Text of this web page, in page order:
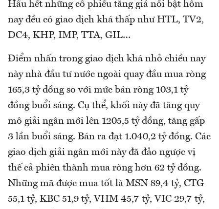
Hầu hết những cổ phiếu tăng giá nổi bật hôm
nay đều có giao dịch khá thấp như HTL, TV2,
DC4, KHP, IMP, TTA, GIL…
Điểm nhấn trong giao dịch khá nhỏ chiều nay
này nhà đầu tư nước ngoài quay đầu mua ròng
165,3 tỷ đồng so với mức bán ròng 103,1 tỷ
đồng buổi sáng. Cụ thể, khối này đã tăng quy
mô giải ngân mới lên 1205,5 tỷ đồng, tăng gấp
3 lần buổi sáng. Bán ra đạt 1.040,2 tỷ đồng. Các
giao dịch giải ngân mới này đã đảo ngược vị
thế cả phiên thành mua ròng hơn 62 tỷ đồng.
Những mã được mua tốt là MSN 89,4 tỷ, CTG
55,1 tỷ, KBC 51,9 tỷ, VHM 45,7 tỷ, VIC 29,7 tỷ,